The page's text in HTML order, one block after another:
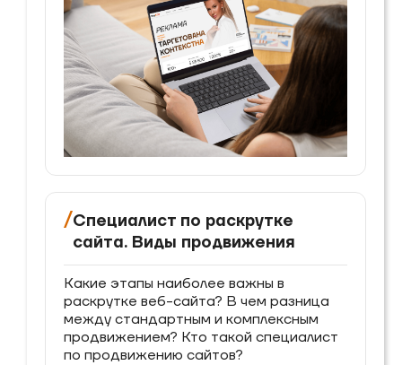
/Специалист по раскрутке
сайта. Виды продвижения
Какие этапы наиболее важны в
раскрутке веб-сайта? В чем разница
между стандартным и комплексным
продвижением? Кто такой специалист
по продвижению сайтов?